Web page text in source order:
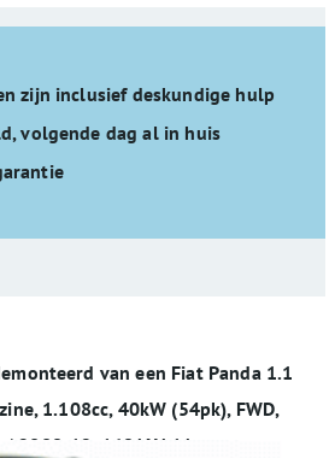
zijn inclusief deskundige hulp
volgende dag al in huis
van een Fiat Panda 1.1
1.108cc, 40kW (54pk), FWD,
2009-12, 169AXA1A